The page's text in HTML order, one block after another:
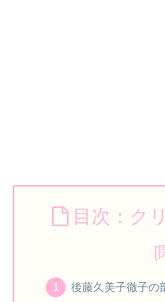
目次：ク
後藤久美子徹子の